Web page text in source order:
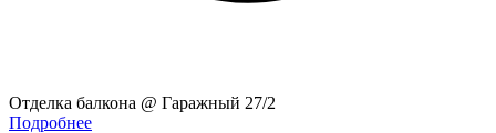
Отделка балкона @ Гаражный 27/2
Подробнее